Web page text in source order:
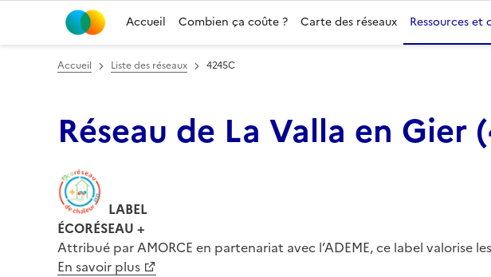
Accueil Combien ça coûte ? Carte des réseaux Ressources et
Accueil Liste des réseaux 4245C
Réseau de La Valla en Gier (
LABEL
ÉCORÉSEAU +
Attribué par AMORCE en partenariat avec l’ADEME, ce label valorise
En savoir plus